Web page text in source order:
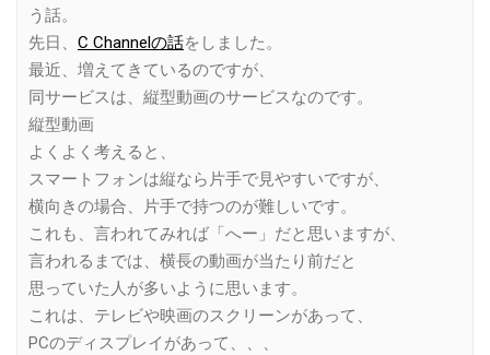
う話。
先日、 C Channelの話をしました。
最近、増えてきているのですが、
同サービスは、縦型動画のサービスなのです。
縦型動画
よくよく考えると、
スマートフォンは縦なら片手で見やすいですが、
横向きの場合、片手で持つのが難しいです。
これも、言われてみれば「へー」だと思いますが、
言われるまでは、横長の動画が当たり前だと
思っていた人が多いように思います。
これは、テレビや映画のスクリーンがあって、
PCのディスプレイがあって、、、